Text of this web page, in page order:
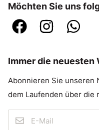
Möchten Sie uns
Immer die neuesten
Abonnieren Sie unseren
dem Laufenden über die